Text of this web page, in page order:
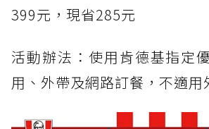
399元，現省285元
活動辦法：使用肯德基指定
用、外帶及網路訂餐，不適用